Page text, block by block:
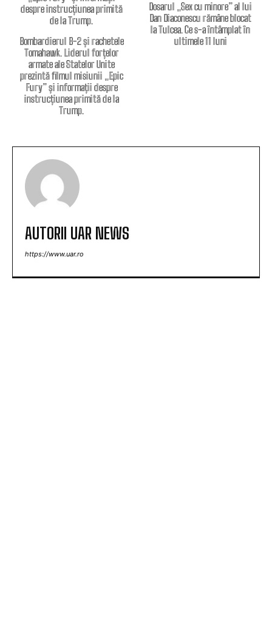
Bombardierul B-2 și rachetele
Tomahawk. Liderul forțelor
armate ale Statelor Unite
prezintă filmul misiunii „Epic
Fury” și informații despre
instrucțiunea primită de la
Trump.
Dosarul „Sex cu minore” al lui
Dan Diaconescu rămâne blocat
la Tulcea. Ce s-a întâmplat în
ultimele 11 luni
AUTORII UAR NEWS
https://www.uar.ro